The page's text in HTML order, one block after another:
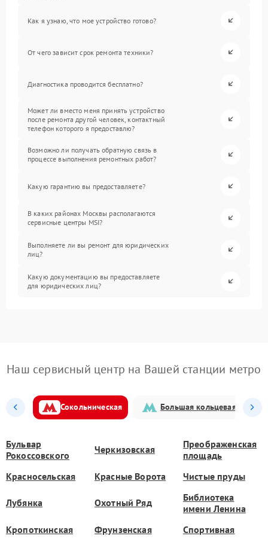
Как я узнаю, что мое устройство готово?
От чего зависит срок ремонта техники?
Диагностика проводится бесплатно?
Может ли вместо меня принять устройство
после ремонта другой человек, контактный
телефон которого я предоставлю?
Возможно ли получать обратную связь в
процессе выполнения ремонтных работ?
Какую гарантию вы предоставляете?
В каких районах Москвы располагаются
сервисные центры MSI?
Выполняете ли вы ремонт для юридических
лиц?
Какую документацию вы предоставляете
для юридических лиц?
Наш сервисный центр на Вашей станции метро
Сокольническая Большая кольцевая
Бульвар
Рокоссовского
Черкизовская
Преображенская
площадь
Красносельская
Красные Ворота Чистые пруды
Лубянка Охотный Ряд
Библиотека
имени Ленина
Кропоткинская
Фрунзенская Спортивная